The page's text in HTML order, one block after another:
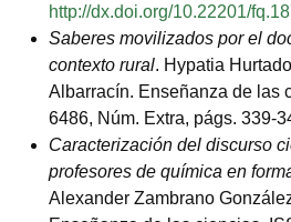
http://dx.doi.org/10.22201/
Saberes movilizados por el
contexto rural. Hypatia
Albarracín. Enseñanza de las
6486, Núm. Extra, págs. 339-
Caracterización del discurso
profesores de química en
Alexander Zambrano